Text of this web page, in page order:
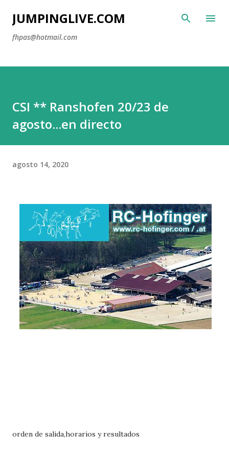
Ir al contenido principal
JUMPINGLIVE.COM
fhpas@hotmail.com
CSI ** Ranshofen 20/23 de
agosto...en directo
agosto 14, 2020
orden de salida,horarios y resultados